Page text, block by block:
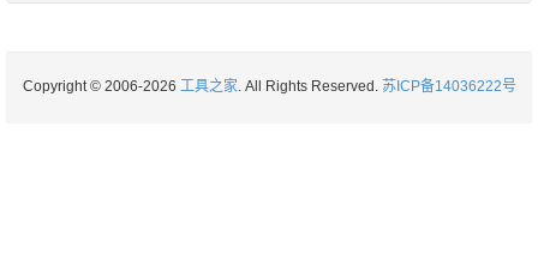
Copyright © 2006-2026 工具之家. All Rights Reserved. 苏ICP备14036222号